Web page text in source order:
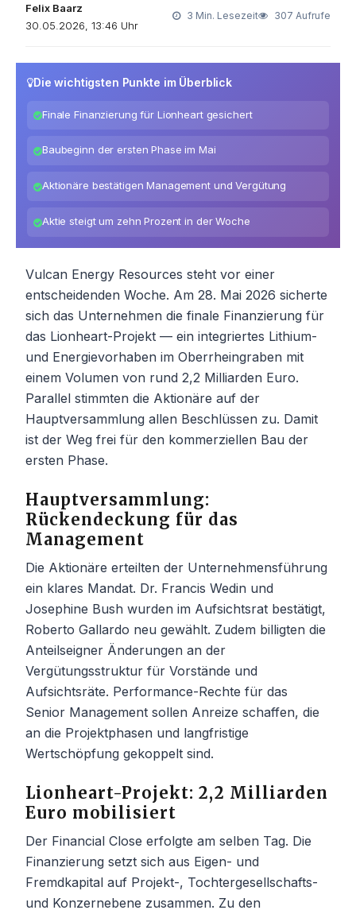
Felix Baarz
30.05.2026, 13:46 Uhr
3 Min. Lesezeit 307 Aufrufe
Die wichtigsten Punkte im Überblick
Finale Finanzierung für Lionheart gesichert
Baubeginn der ersten Phase im Mai
Aktionäre bestätigen Management und Vergütung
Aktie steigt um zehn Prozent in der Woche
Vulcan Energy Resources steht vor einer
entscheidenden Woche. Am 28. Mai 2026 sicherte
sich das Unternehmen die finale Finanzierung für
das Lionheart-Projekt — ein integriertes Lithium-
und Energievorhaben im Oberrheingraben mit
einem Volumen von rund 2,2 Milliarden Euro.
Parallel stimmten die Aktionäre auf der
Hauptversammlung allen Beschlüssen zu. Damit
ist der Weg frei für den kommerziellen Bau der
ersten Phase.
Hauptversammlung:
Rückendeckung für das
Management
Die Aktionäre erteilten der Unternehmensführung
ein klares Mandat. Dr. Francis Wedin und
Josephine Bush wurden im Aufsichtsrat bestätigt,
Roberto Gallardo neu gewählt. Zudem billigten die
Anteilseigner Änderungen an der
Vergütungsstruktur für Vorstände und
Aufsichtsräte. Performance-Rechte für das
Senior Management sollen Anreize schaffen, die
an die Projektphasen und langfristige
Wertschöpfung gekoppelt sind.
Lionheart-Projekt: 2,2 Milliarden
Euro mobilisiert
Der Financial Close erfolgte am selben Tag. Die
Finanzierung setzt sich aus Eigen- und
Fremdkapital auf Projekt-, Tochtergesellschafts-
und Konzernebene zusammen. Zu den